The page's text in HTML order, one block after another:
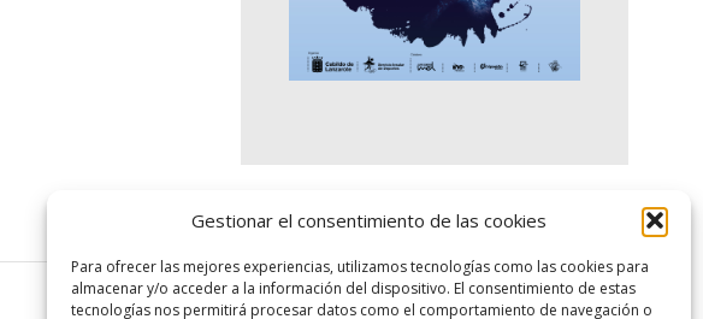
Gestionar el consentimiento de las cookies
Para ofrecer las mejores experiencias, utilizamos tecnologías como las cookies para
almacenar y/o acceder a la información del dispositivo. El consentimiento de estas
tecnologías nos permitirá procesar datos como el comportamiento de navegación o
logo SID